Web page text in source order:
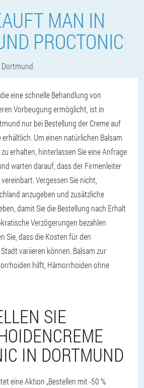
MAN IN
PROCTONIC
Dortmund
eine schnelle Behandlung von
Vorbeugung ermöglicht, ist in
nur bei Bestellung der Creme auf
Um einen natürlichen Balsam
erhalten, hinterlassen Sie eine Anfrage
warten darauf, dass der Firmenleiter
Vergessen Sie nicht,
anzugeben und zusätzliche
damit Sie die Bestellung nach Erhalt
Verzögerungen bezahlen
Sie, dass die Kosten für den
variieren können. Balsam zur
hilft, Hämorrhoiden ohne
SIE
IN DORTMUND
eine Aktion „Bestellen mit -50 %